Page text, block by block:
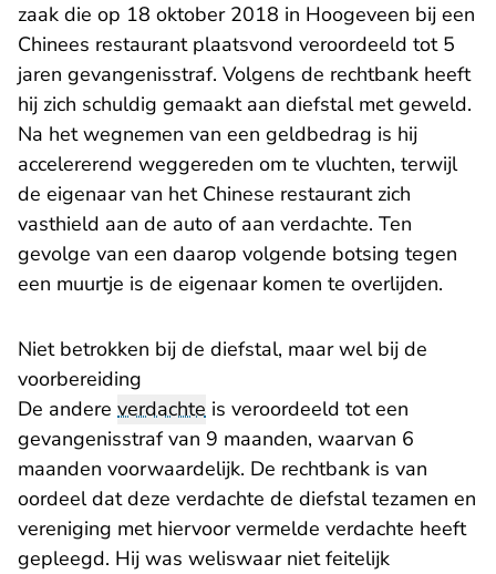
zaak die op 18 oktober 2018 in Hoogeveen bij een
Chinees restaurant plaatsvond veroordeeld tot 5
jaren gevangenisstraf. Volgens de rechtbank heeft
hij zich schuldig gemaakt aan diefstal met geweld.
Na het wegnemen van een geldbedrag is hij
accelererend weggereden om te vluchten, terwijl
de eigenaar van het Chinese restaurant zich
vasthield aan de auto of aan verdachte. Ten
gevolge van een daarop volgende botsing tegen
een muurtje is de eigenaar komen te overlijden.
Niet betrokken bij de diefstal, maar wel bij de
voorbereiding
De andere verdachte is veroordeeld tot een
gevangenisstraf van 9 maanden, waarvan 6
maanden voorwaardelijk. De rechtbank is van
oordeel dat deze verdachte de diefstal tezamen en
vereniging met hiervoor vermelde verdachte heeft
gepleegd. Hij was weliswaar niet feitelijk